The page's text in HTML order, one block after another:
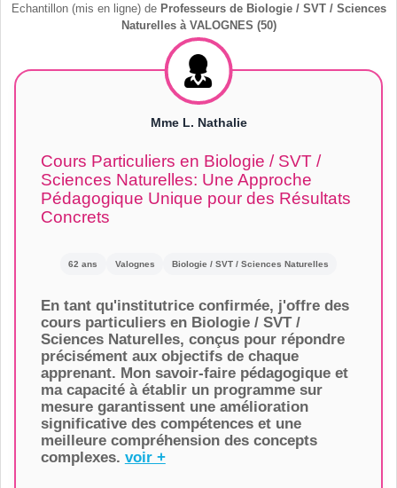
Echantillon (mis en ligne) de Professeurs de Biologie / SVT / Sciences
Naturelles à VALOGNES (50)
Mme L. Nathalie
Cours Particuliers en Biologie / SVT /
Sciences Naturelles: Une Approche
Pédagogique Unique pour des Résultats
Concrets
62 ans Valognes Biologie / SVT / Sciences Naturelles
En tant qu'institutrice confirmée, j'offre des
cours particuliers en Biologie / SVT /
Sciences Naturelles, conçus pour répondre
précisément aux objectifs de chaque
apprenant. Mon savoir-faire pédagogique et
ma capacité à établir un programme sur
mesure garantissent une amélioration
significative des compétences et une
meilleure compréhension des concepts
complexes. voir +